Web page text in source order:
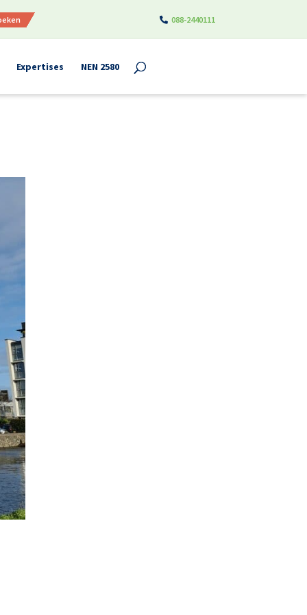
088-2440111
Expertises NEN 2580